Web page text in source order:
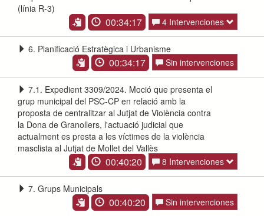
(línia R-3)
00:34:17 4 Intervenciones
6. Planificació Estratègica i Urbanisme
00:34:17 Sin intervenciones
7.1. Expedient 3309/2024. Moció que presenta el
grup municipal del PSC-CP en relació amb la
proposta de centralitzar al Jutjat de Violència contra
la Dona de Granollers, l'actuació judicial que
actualment es presta a les víctimes de la violència
masclista al Jutjat de Mollet del Vallès
00:40:20 8 Intervenciones
7. Grups Municipals
00:40:20 Sin intervenciones